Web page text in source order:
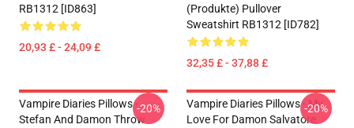
RB1312 [ID863]
20,93 £ - 24,09 £
(Produkte) Pullover
Sweatshirt RB1312 [ID782]
32,35 £ - 37,88 £
Vampire Diaries Pillows -
Stefan And Damon Throw
-20%
Vampire Diaries Pillows - My
Love For Damon Salvatore
-20%